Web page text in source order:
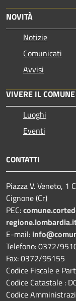
NOVITÀ
Notizie
Comunicati
Avvisi
VIVERE IL COMUNE
Luoghi
Eventi
CONTATTI
Piazza V. Veneto, 1
Cignone (Cr)
PEC:comune.
E-mail:
Telefono: 0372/
Fax: 0372/95155
Codice Fiscale e
Codice Catastale :
Codice